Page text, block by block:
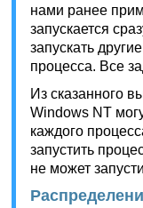
нами ранее
запускается
запускать
процесса. Все
Из сказанного
Windows NT
каждого
запустить
не может